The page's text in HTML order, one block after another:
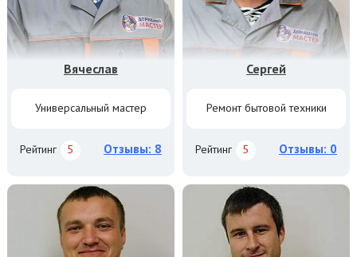
Вячеслав
Универсальный мастер
Рейтинг 5 Отзывы: 8
Сергей
Ремонт бытовой техники
Рейтинг 5 Отзывы: 0